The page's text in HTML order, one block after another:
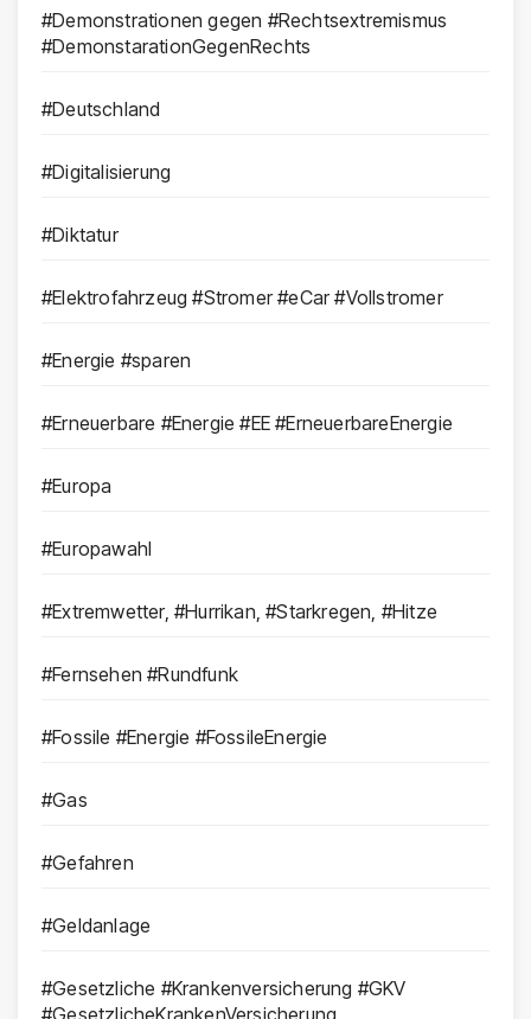
#Demonstrationen gegen #Rechtsextremismus
#DemonstarationGegenRechts
#Deutschland
#Digitalisierung
#Diktatur
#Elektrofahrzeug #Stromer #eCar #Vollstromer
#Energie #sparen
#Erneuerbare #Energie #EE #ErneuerbareEnergie
#Europa
#Europawahl
#Extremwetter, #Hurrikan, #Starkregen, #Hitze
#Fernsehen #Rundfunk
#Fossile #Energie #FossileEnergie
#Gas
#Gefahren
#Geldanlage
#Gesetzliche #Krankenversicherung #GKV
#GesetzlicheKrankenVersicherung